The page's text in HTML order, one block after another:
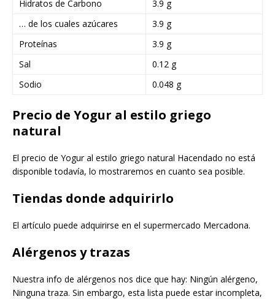
Hidratos de Carbono
3.9 g
… de los cuales azúcares
3.9 g
Proteínas
3.9 g
Sal
0.12 g
Sodio
0.048 g
Precio de Yogur al estilo griego
natural
El precio de Yogur al estilo griego natural Hacendado no está
disponible todavía, lo mostraremos en cuanto sea posible.
Tiendas donde adquirirlo
El artículo puede adquirirse en el supermercado Mercadona.
Alérgenos y trazas
Nuestra info de alérgenos nos dice que hay: Ningún alérgeno,
Ninguna traza. Sin embargo, esta lista puede estar incompleta,